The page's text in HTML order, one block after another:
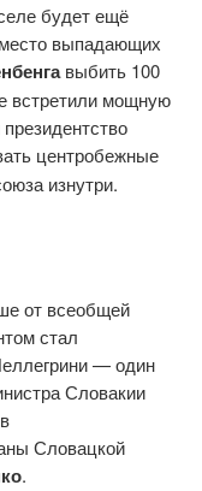
будет ещё
выпадающих
выбить 100
встретили мощную
центробежные
изнутри.
от всеобщей
стал
— один
Словакии
Словацкой
.